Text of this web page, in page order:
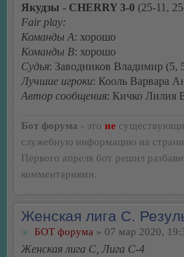
Якудзы - CHERRY 3-0 (25-11,
Fair play:
Команды А: хорошо
Команды В: хорошо
Судья: Заводников Владимир (5,
Лучшие игроки: Кооль Варвара
Автор сообщения: Кичко Лилия
Бот форума - это не
служебную информацию на
Первого апреля бот решил
комментариями.
Женская лига С.
БОТ форума » 07 мар 2020,
Женская лига С, Лига С-4